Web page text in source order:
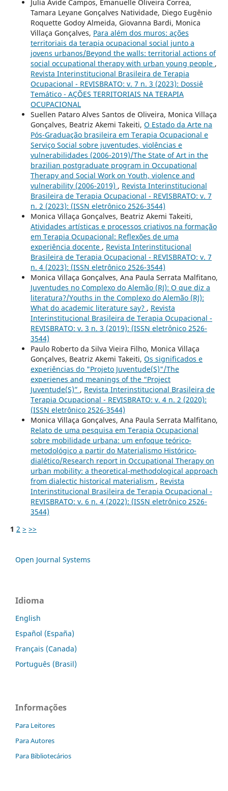
Julia Avide Campos, Emanuelle Oliveira Correa,
Tamara Leyane Gonçalves Natividade, Diego Eugênio
Roquette Godoy Almeida, Giovanna Bardi, Monica
Villaça Gonçalves, Para além dos muros: ações
territoriais da terapia ocupacional social junto a
jovens urbanos/Beyond the walls: territorial actions of
social occupational therapy with urban young people ,
Revista Interinstitucional Brasileira de Terapia
Ocupacional - REVISBRATO: v. 7 n. 3 (2023): Dossiê
Temático - AÇÕES TERRITORIAIS NA TERAPIA
OCUPACIONAL
Suellen Pataro Alves Santos de Oliveira, Monica Villaça
Gonçalves, Beatriz Akemi Takeiti, O Estado da Arte na
Pós-Graduação brasileira em Terapia Ocupacional e
Serviço Social sobre juventudes, violências e
vulnerabilidades (2006-2019)/The State of Art in the
brazilian postgraduate program in Occupational
Therapy and Social Work on Youth, violence and
vulnerability (2006-2019) , Revista Interinstitucional
Brasileira de Terapia Ocupacional - REVISBRATO: v. 7
n. 2 (2023): (ISSN eletrônico 2526-3544)
Monica Villaça Gonçalves, Beatriz Akemi Takeiti,
Atividades artísticas e processos criativos na formação
em Terapia Ocupacional: Reflexões de uma
experiência docente , Revista Interinstitucional
Brasileira de Terapia Ocupacional - REVISBRATO: v. 7
n. 4 (2023): (ISSN eletrônico 2526-3544)
Monica Villaça Gonçalves, Ana Paula Serrata Malfitano,
Juventudes no Complexo do Alemão (RJ): O que diz a
literatura?/Youths in the Complexo do Alemão (RJ):
What do academic literature say? , Revista
Interinstitucional Brasileira de Terapia Ocupacional -
REVISBRATO: v. 3 n. 3 (2019): (ISSN eletrônico 2526-
3544)
Paulo Roberto da Silva Vieira Filho, Monica Villaça
Gonçalves, Beatriz Akemi Takeiti, Os significados e
experiências do "Projeto Juventude(S)"/The
experienes and meanings of the “Project
Juventude(S)” , Revista Interinstitucional Brasileira de
Terapia Ocupacional - REVISBRATO: v. 4 n. 2 (2020):
(ISSN eletrônico 2526-3544)
Monica Villaça Gonçalves, Ana Paula Serrata Malfitano,
Relato de uma pesquisa em Terapia Ocupacional
sobre mobilidade urbana: um enfoque teórico-
metodológico a partir do Materialismo Histórico-
dialético/Research report in Occupational Therapy on
urban mobility: a theoretical-methodological approach
from dialectic historical materialism , Revista
Interinstitucional Brasileira de Terapia Ocupacional -
REVISBRATO: v. 6 n. 4 (2022): (ISSN eletrônico 2526-
3544)
1 2 > >>
Open Journal Systems
Idioma
English
Español (España)
Français (Canada)
Português (Brasil)
Informações
Para Leitores
Para Autores
Para Bibliotecários